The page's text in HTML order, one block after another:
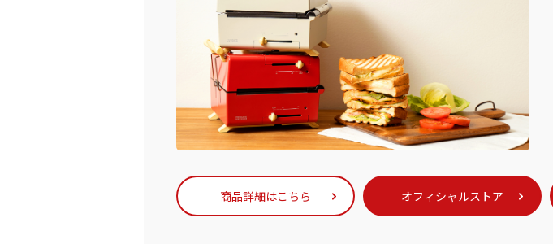
商品詳細はこちら オフィシャルストア